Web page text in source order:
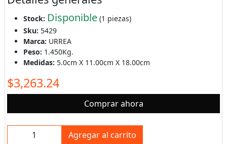
Stock: Disponible(1 piezas)
Sku: 5429
Marca: URREA
Peso: 1.450Kg.
Medidas: 5.0cm X 11.00cm X 18.00cm
$3,263.24
Comprar ahora
Agregar al carrito